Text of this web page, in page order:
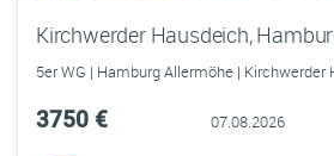
Kirchwerder Hausdeich,
5er WG | Hamburg Allermöhe | Kirchwerder
3750 € 07.08.2026